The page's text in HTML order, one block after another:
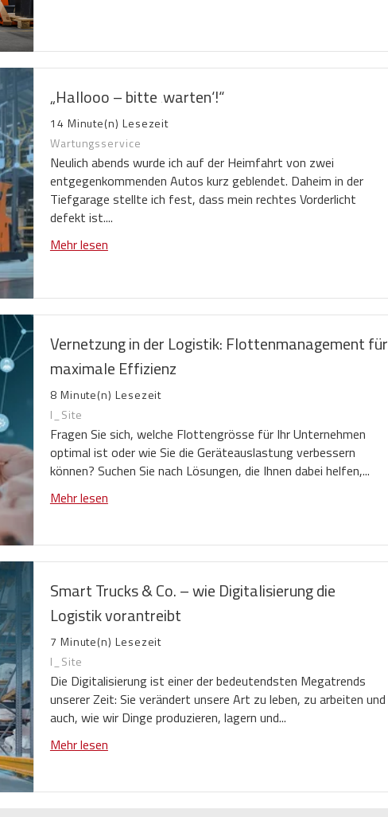
„Hallooo – bitte ‚warten‘!“
14 Minute(n) Lesezeit
Wartungsservice
Neulich abends wurde ich auf der Heimfahrt von zwei
entgegenkommenden Autos kurz geblendet. Daheim in der
Tiefgarage stellte ich fest, dass mein rechtes Vorderlicht
defekt ist....
Mehr lesen
Vernetzung in der Logistik: Flottenmanagement für
maximale Effizienz
8 Minute(n) Lesezeit
I_Site
Fragen Sie sich, welche Flottengrösse für Ihr Unternehmen
optimal ist oder wie Sie die Geräteauslastung verbessern
können? Suchen Sie nach Lösungen, die Ihnen dabei helfen,...
Mehr lesen
Smart Trucks & Co. – wie Digitalisierung die
Logistik vorantreibt
7 Minute(n) Lesezeit
I_Site
Die Digitalisierung ist einer der bedeutendsten Megatrends
unserer Zeit: Sie verändert unsere Art zu leben, zu arbeiten und
auch, wie wir Dinge produzieren, lagern und...
Mehr lesen